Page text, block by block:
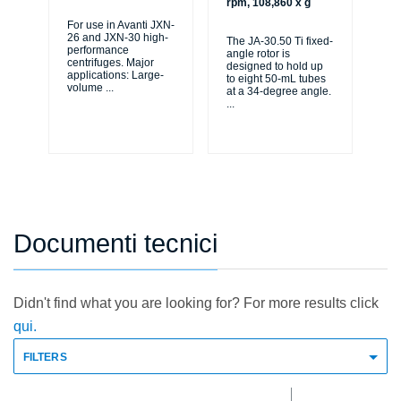
For use in Avanti JXN-
26 and JXN-30 high-
performance
centrifuges. Major
applications: Large-
volume ...
rpm, 108,860 x g
The JA-30.50 Ti fixed-
angle rotor is
designed to hold up
to eight 50-mL tubes
at a 34-degree angle.
...
Documenti tecnici
Didn't find what you are looking for? For more results click
qui.
FILTERS